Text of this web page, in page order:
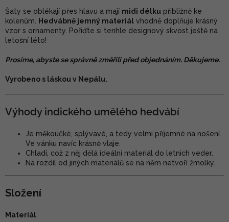
Šaty se oblékají přes hlavu a mají midi délku přibližně ke
kolenům.
Hedvábně jemný materiál vhodně doplňuje krásný
vzor s ornamenty. Pořiďte si tenhle designový skvost ještě na
letošní léto!
Prosíme, abyste se správně změřili před objednáním. Děkujeme.
Vyrobeno s láskou v Nepálu.
Výhody indického umělého hedvábí
Je měkoučké, splývavé, a tedy velmi příjemné na nošení.
Ve vánku navíc krásně vlaje.
Chladí, což z něj dělá ideální materiál do letních veder.
Na rozdíl od jiných materiálů se na něm netvoří žmolky.
Složení
Materiál